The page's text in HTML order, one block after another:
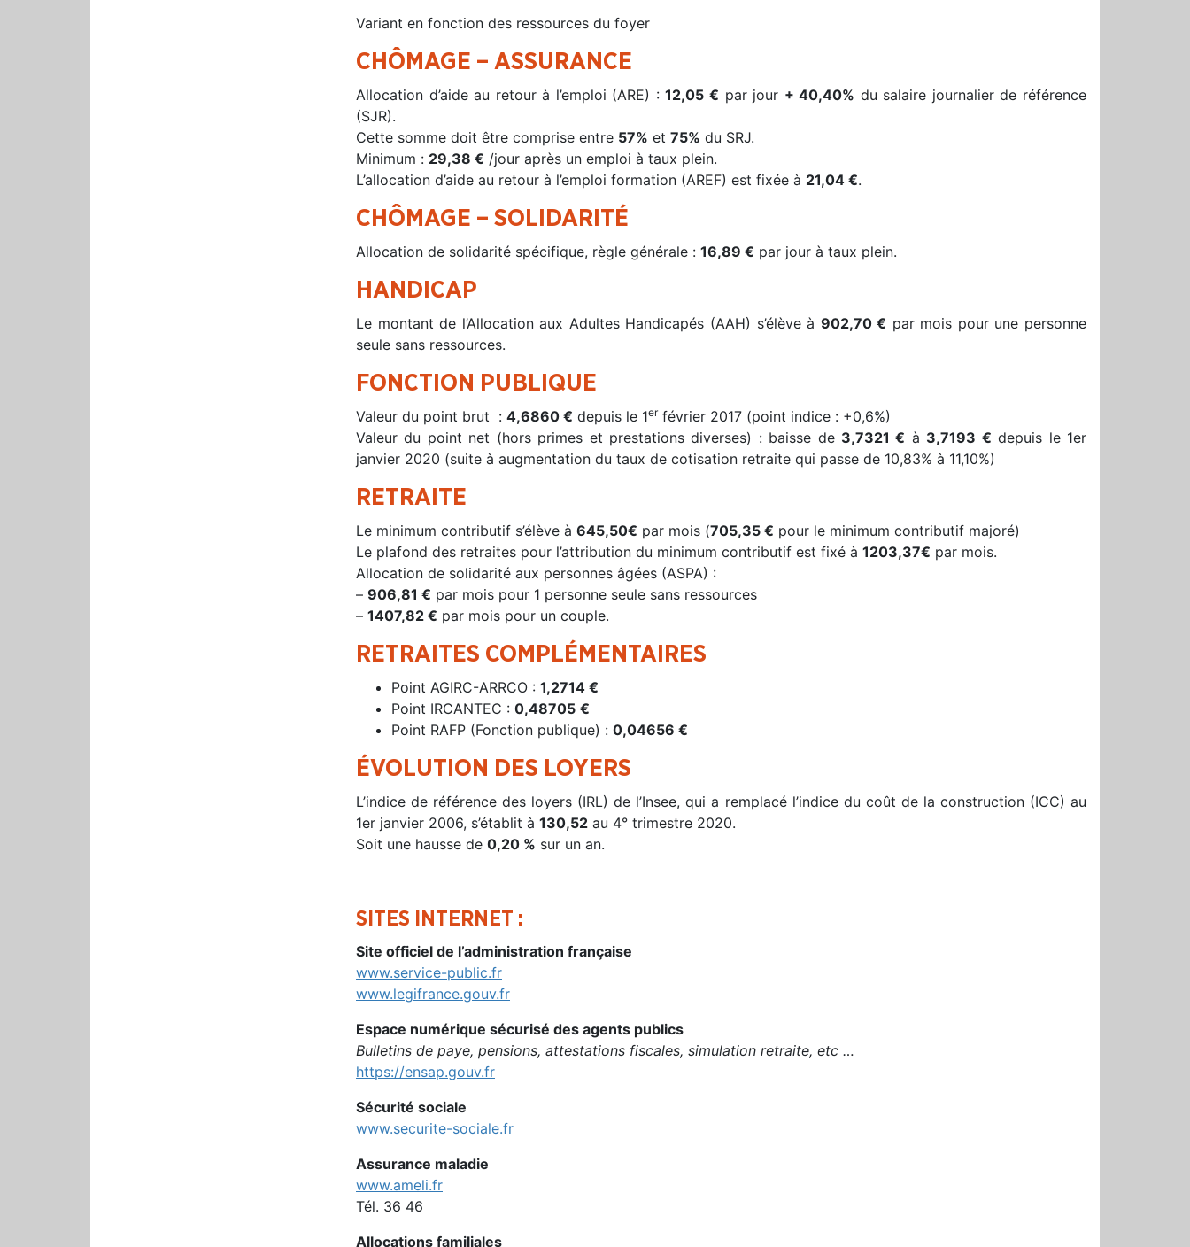
Variant en fonction des ressources du foyer
CHÔMAGE – ASSURANCE
Allocation d’aide au retour à l’emploi (ARE) :12,05 € par jour + 40,40% du salaire journalier de référence
(SJR).
Cette somme doit être comprise entre 57% et 75% du SRJ.
Minimum : 29,38 € /jour après un emploi à taux plein.
L’allocation d’aide au retour à l’emploi formation (AREF) est fixée à 21,04 €.
CHÔMAGE – SOLIDARITÉ
Allocation de solidarité spécifique, règle générale : 16,89 € par jour à taux plein.
HANDICAP
Le montant de l’Allocation aux Adultes Handicapés (AAH) s’élève à 902,70 € par mois pour une personne
seule sans ressources.
FONCTION PUBLIQUE
Valeur du point brut : 4,6860 € depuis le 1erfévrier 2017 (point indice : +0,6%)
Valeur du point net (hors primes et prestations diverses) : baisse de 3,7321 € à 3,7193 € depuis le 1er
janvier 2020 (suite à augmentation du taux de cotisation retraite qui passe de 10,83% à 11,10%)
RETRAITE
Le minimum contributif s’élève à 645,50€ par mois (705,35 € pour le minimum contributif majoré)
Le plafond des retraites pour l’attribution du minimum contributif est fixé à 1203,37€ par mois.
Allocation de solidarité aux personnes âgées (ASPA) :
– 906,81 € par mois pour 1 personne seule sans ressources
– 1407,82 € par mois pour un couple.
RETRAITES COMPLÉMENTAIRES
Point AGIRC-ARRCO : 1,2714 €
Point IRCANTEC : 0,48705 €
Point RAFP (Fonction publique) : 0,04656 €
ÉVOLUTION DES LOYERS
L’indice de référence des loyers (IRL) de l’Insee, qui a remplacé l’indice du coût de la construction (ICC) au
1er janvier 2006, s’établit à 130,52 au 4° trimestre 2020.
Soit une hausse de 0,20 % sur un an.
SITES INTERNET :
Site officiel de l’administration française
www.service-public.fr
www.legifrance.gouv.fr
Espace numérique sécurisé des agents publics
Bulletins de paye, pensions, attestations fiscales, simulation retraite, etc …
https://ensap.gouv.fr
Sécurité sociale
www.securite-sociale.fr
Assurance maladie
www.ameli.fr
Tél. 36 46
Allocations familiales